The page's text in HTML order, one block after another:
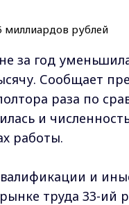
за год
Сообщает
раза по
и
работы.
и
труда 33-ий